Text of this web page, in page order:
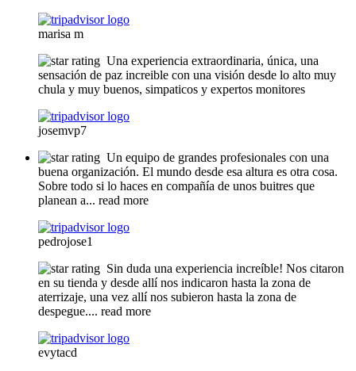
marisa m
Una experiencia extraordinaria, única, una
sensación de paz increible con una visión desde lo alto muy
chula y muy buenos, simpaticos y expertos monitores
josemvp7
Un equipo de grandes profesionales con una
buena organización. El mundo desde esa altura es otra cosa.
Sobre todo si lo haces en compañía de unos buitres que
planean a... read more
pedrojose1
Sin duda una experiencia increíble! Nos citaron
en su tienda y desde allí nos indicaron hasta la zona de
aterrizaje, una vez allí nos subieron hasta la zona de
despegue.... read more
evytacd